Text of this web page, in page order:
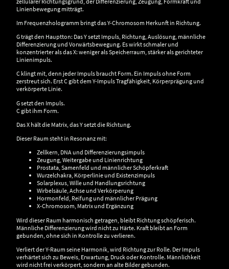
Linienbewegung mitträgt.
Im Frequenzhologramm bringt das Y-Chromosom Herkunft in Richtung.
G trägt den Hauptton: Das Y setzt Impuls, Richtung, Auslösung, männliche
Differenzierung und Vorwärtsbewegung. Es wirkt schmaler und
konzentrierter als das X: weniger als Speicherraum, stärker als gerichteter
Linienimpuls.
C klingt mit, denn jeder Impuls braucht Form. Ein Impuls ohne Form
zerstreut sich. Erst C gibt dem Y-Impuls Tragfähigkeit, Körperprägung und
verkörperte Linie.
G setzt den Impuls.
C gibt ihm Form.
Das X hält die Matrix, das Y setzt die Richtung.
Dieser Raum steht in Resonanz mit:
Zellkern, DNA und Differenzierungsimpuls
Zeugung, Weitergabe und Linienrichtung
Prostata, Samenfeld und männlicher Schöpferkraft
Wurzelchakra, Körperlinie und Existenzimpuls
Solarplexus, Wille und Handlungsrichtung
Wirbelsäule, Achse und Verkörperung
Hormonfeld, Reifung und männlicher Prägung
X-Chromosom, Matrix und Ergänzung
Wird dieser Raum harmonisch getragen, bleibt Richtung schöpferisch.
Männliche Differenzierung wird nicht zu Härte. Kraft bleibt an Form
gebunden, ohne sich in Kontrolle zu verlieren.
Verliert der Y-Raum seine Harmonik, wird Richtung zur Rolle. Der Impuls
verhärtet sich zu Beweis, Erwartung, Druck oder Kontrolle. Männlichkeit
wird nicht frei verkörpert, sondern an alte Bilder gebunden.